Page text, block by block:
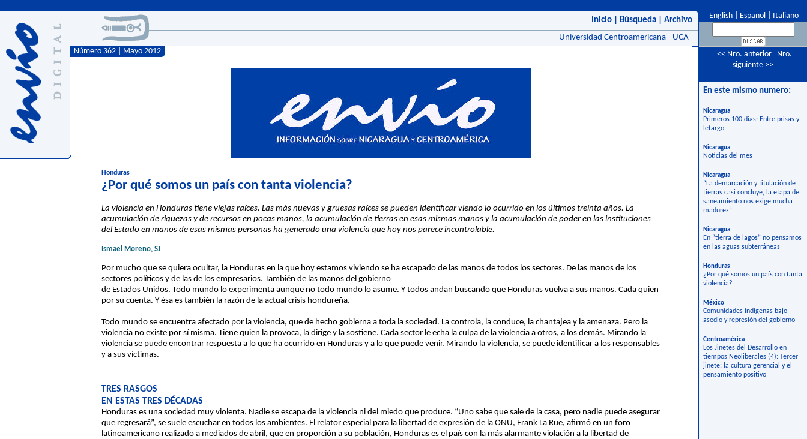
Inicio Búsqueda
Archivo
Universidad Centroamericana - UCA
Número 362 | Mayo 2012
Honduras
¿Por qué somos un país con tanta violencia?
La violencia en Honduras tiene viejas raíces. Las más nuevas y gruesas raíces se pueden identificar viendo lo ocurrido en los últimos treinta años. La
acumulación de riquezas y de recursos en pocas manos, la acumulación de tierras en esas mismas manos y la acumulación de poder en las instituciones
del Estado en manos de esas mismas personas ha generado una violencia que hoy nos parece incontrolable.
Ismael Moreno, SJ
Por mucho que se quiera ocultar, la Honduras en la que hoy estamos viviendo se ha escapado de las manos de todos los sectores. De las manos de los
sectores políticos y de las de los empresarios. También de las manos del gobierno
de Estados Unidos. Todo mundo lo experimenta aunque no todo mundo lo asume. Y todos andan buscando que Honduras vuelva a sus manos. Cada quien
por su cuenta. Y ésa es también la razón de la actual crisis hondureña.
Todo mundo se encuentra afectado por la violencia, que de hecho gobierna a toda la sociedad. La controla, la conduce, la chantajea y la amenaza. Pero la
violencia no existe por sí misma. Tiene quien la provoca, la dirige y la sostiene. Cada sector le echa la culpa de la violencia a otros, a los demás. Mirando la
violencia se puede encontrar respuesta a lo que ha ocurrido en Honduras y a lo que puede venir. Mirando la violencia, se puede identificar a los responsables
y a sus víctimas.
TRES RASGOS
EN ESTAS TRES DÉCADAS
Honduras es una sociedad muy violenta. Nadie se escapa de la violencia ni del miedo que produce. “Uno sabe que sale de la casa, pero nadie puede asegurar
que regresará”, se suele escuchar en todos los ambientes. El relator especial para la libertad de expresión de la ONU, Frank La Rue, afirmó en un foro
latinoamericano realizado a mediados de abril, que en proporción a su población, Honduras es el país con la más alarmante violación a la libertad de
English Español Italiano
<< Nro. anterior
Nro.
siguiente >>
En este mismo numero:
Nicaragua
Primeros 100 días: Entre prisas y
letargo
Nicaragua
Noticias del mes
Nicaragua
“La demarcación y titulación de
tierras casi concluye, la etapa de
saneamiento nos exige mucha
madurez”
Nicaragua
En “tierra de lagos” no pensamos
en las aguas subterráneas
Honduras
¿Por qué somos un país con tanta
violencia?
México
Comunidades indígenas bajo
asedio y represión del gobierno
Centroamérica
Los Jinetes del Desarrollo en
tiempos Neoliberales (4): Tercer
jinete: la cultura gerencial y el
pensamiento positivo